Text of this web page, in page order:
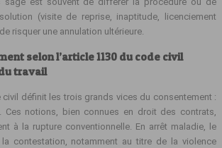
(visite de reprise, inaptitude, licenciement
risquer une annulation ultérieure.
selon l’article 1130 du code civil
travail
civil définit les trois grands vices du consentement :
. Ces notions, bien connues en droit des contrats,
à la rupture conventionnelle. En arrêt maladie, le
contestation, notamment au titre de la violence